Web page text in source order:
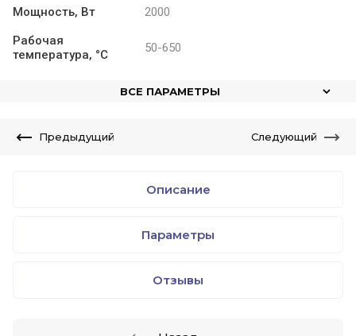
Мощность, Вт
2000
Рабочая
температура, °C
50-650
ВСЕ ПАРАМЕТРЫ
Предыдущий Следующий
Описание
Параметры
Отзывы